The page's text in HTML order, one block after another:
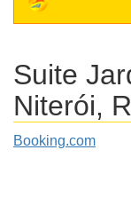
Suite
Niterói,
Booking.com